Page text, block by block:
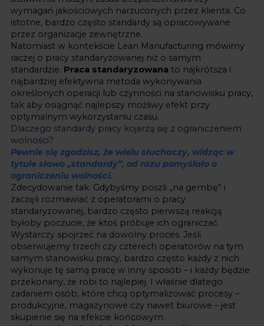
wymagań jakościowych narzuconych przez klienta. Co
istotne, bardzo często standardy są opracowywane
przez organizacje zewnętrzne.
Natomiast w kontekście Lean Manufacturing mówimy
raczej o pracy standaryzowanej niż o samym
standardzie. Praca standaryzowana to najkrótsza i
najbardziej efektywna metoda wykonywania
określonych operacji lub czynności na stanowisku pracy,
tak aby osiągnąć najlepszy możliwy efekt przy
optymalnym wykorzystaniu czasu.
Dlaczego standardy pracy kojarzą się z ograniczeniem
wolności?
Pewnie się zgodzisz, że wielu słuchaczy, widząc w
tytule słowo „standardy”, od razu pomyślało o
ograniczeniu wolności.
Zdecydowanie tak. Gdybyśmy poszli „na gembę” i
zaczęli rozmawiać z operatorami o pracy
standaryzowanej, bardzo często pierwszą reakcją
byłoby poczucie, że ktoś próbuje ich ograniczać.
Wystarczy spojrzeć na dowolny proces. Jeśli
obserwujemy trzech czy czterech operatorów na tym
samym stanowisku pracy, bardzo często każdy z nich
wykonuje tę samą pracę w inny sposób – i każdy będzie
przekonany, że robi to najlepiej. I właśnie dlatego
zadaniem osób, które chcą optymalizować procesy –
produkcyjne, magazynowe czy nawet biurowe – jest
skupienie się na efekcie końcowym.